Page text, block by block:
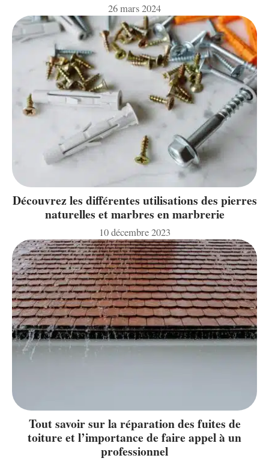
26 mars 2024
Découvrez les différentes utilisations des pierres
naturelles et marbres en marbrerie
10 décembre 2023
Tout savoir sur la réparation des fuites de
toiture et l’importance de faire appel à un
professionnel